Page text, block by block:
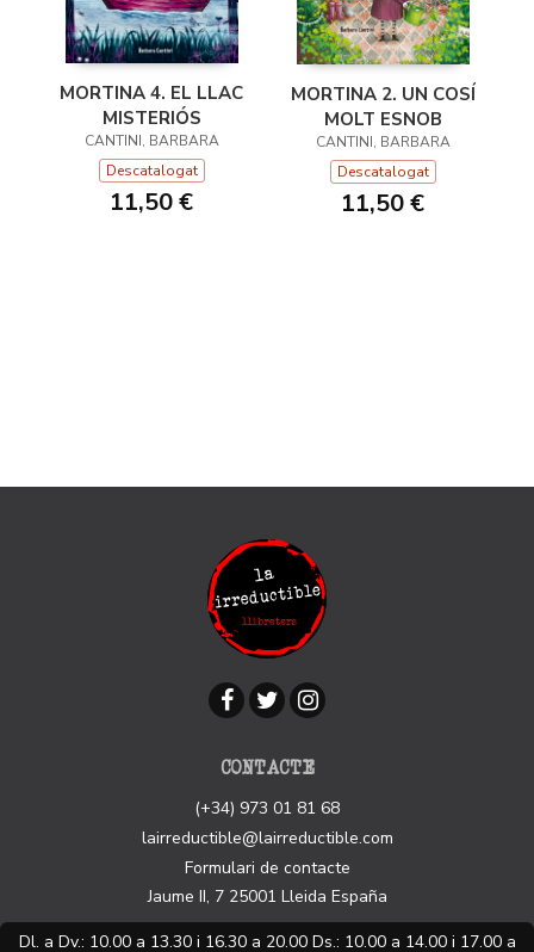
MORTINA 4. EL LLAC
MISTERIÓS
CANTINI, BARBARA
Descatalogat
11,50 €
MORTINA 2. UN COSÍ
MOLT ESNOB
CANTINI, BARBARA
Descatalogat
11,50 €
CONTACTE
(+34) 973 01 81 68
lairreductible@lairreductible.com
Formulari de contacte
Jaume II, 7 25001 Lleida España
Dl. a Dv.: 10.00 a 13.30 i 16.30 a 20.00 Ds.: 10.00 a 14.00 i 17.00 a